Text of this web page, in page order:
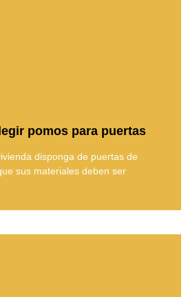
pomos para puertas
disponga de puertas de
sus materiales deben ser